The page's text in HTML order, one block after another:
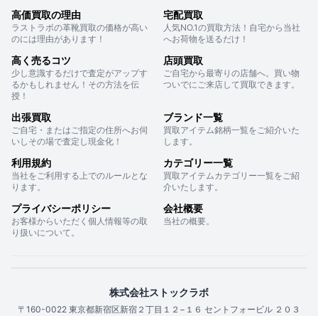
高価買取の理由
ラストラボの革靴買取の価格が高い
のには理由があります！
宅配買取
人気NO.1の買取方法！自宅から当社
へお荷物を送るだけ！
高く売るコツ
少し意識するだけで査定がアップす
るかもしれません！その方法を伝
授！
店頭買取
ご自宅から最寄りの店舗へ。買い物
ついでにご来店して買取できます。
出張買取
ご自宅・またはご指定の住所へお伺
いしその場で査定し現金化！
ブランド一覧
買取アイテム銘柄一覧をご紹介いた
します。
利用規約
当社をご利用する上でのルールとな
ります。
カテゴリー一覧
買取アイテムカテゴリー一覧をご紹
介いたします。
プライバシーポリシー
お客様からいただく個人情報等の取
り扱いについて。
会社概要
当社の概要。
株式会社ストックラボ
〒160-0022 東京都新宿区新宿２丁目１２−１６ セントフォービル ２０３